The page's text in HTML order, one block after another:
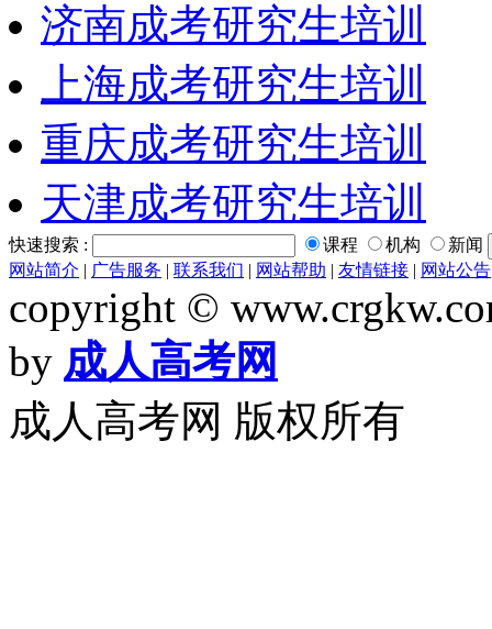
济南成考研究生培训
上海成考研究生培训
重庆成考研究生培训
天津成考研究生培训
快速搜索 : 课程 机构
新闻
网站简介 | 广告服务 | 联系我们 | 网站帮助 | 友情链接 | 网站公告
copyright ©
by 成人高考网
成人高考网 版权所有